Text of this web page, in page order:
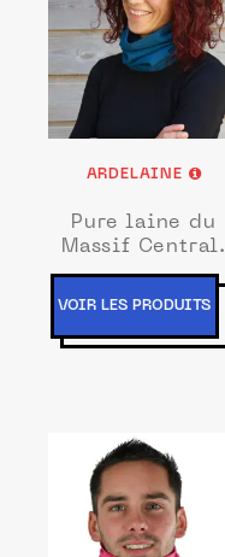
ARDELAINE
Pure laine du
Massif Central.
VOIR LES PRODUITS